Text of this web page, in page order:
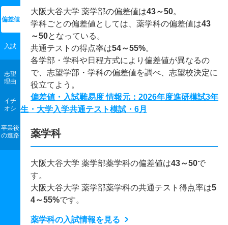
偏差値
入試
志望
理由
イチ
オシ
卒業後
の進路
大阪大谷大学 薬学部の偏差値は43～50。
学科ごとの偏差値としては、薬学科の偏差値は43
～50となっている。
共通テストの得点率は54～55%。
各学部・学科や日程方式により偏差値が異なるの
で、志望学部・学科の偏差値を調べ、志望校決定に
役立てよう。
偏差値・入試難易度 情報元：2026年度進研模試3年
生・大学入学共通テスト模試・6月
薬学科
大阪大谷大学 薬学部薬学科の偏差値は43～50で
す。
大阪大谷大学 薬学部薬学科の共通テスト得点率は5
4～55%です。
薬学科の入試情報を見る